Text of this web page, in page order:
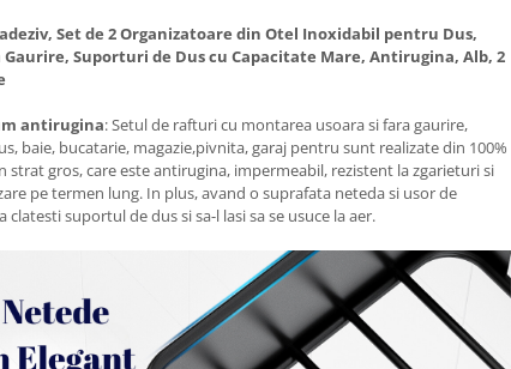
Set de 2 Organizatoare din Otel Inoxidabil pentru Dus,
Suporturi de Dus cu Capacitate Mare, Antirugina, Alb, 2
antirugina: Setul de rafturi cu montarea usoara si fara gaurire,
baie, bucatarie, magazie,pivnita, garaj pentru sunt realizate din 100%
strat gros, care este antirugina, impermeabil, rezistent la zgarieturi si
pe termen lung. In plus, avand o suprafata neteda si usor de
suportul de dus si sa-l lasi sa se usuce la aer.